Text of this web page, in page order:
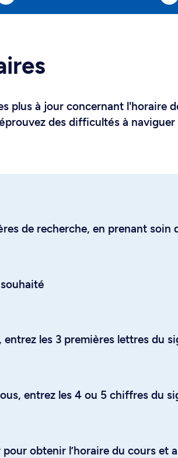
plus à jour concernant l'horaire
des difficultés à
de recherche, en prenant soin
entrez les 3 premières lettres du
entrez les 4 ou 5 chiffres du
pour obtenir l’horaire du cours et